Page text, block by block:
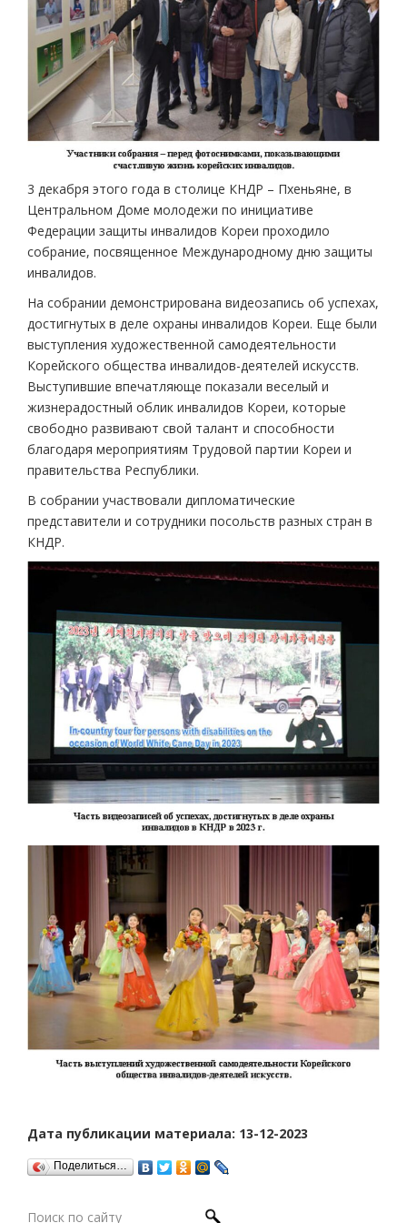
3 декабря этого года в столице КНДР – Пхеньяне, в
Центральном Доме молодежи по инициативе
Федерации защиты инвалидов Кореи проходило
собрание, посвященное Международному дню защиты
инвалидов.
На собрании демонстрирована видеозапись об успехах,
достигнутых в деле охраны инвалидов Кореи. Еще были
выступления художественной самодеятельности
Корейского общества инвалидов-деятелей искусств.
Выступившие впечатляюще показали веселый и
жизнерадостный облик инвалидов Кореи, которые
свободно развивают свой талант и способности
благодаря мероприятиям Трудовой партии Кореи и
правительства Республики.
В собрании участвовали дипломатические
представители и сотрудники посольств разных стран в
КНДР.
Дата публикации материала: 13-12-2023
Поделиться…